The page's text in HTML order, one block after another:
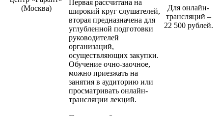
(Москва)
Первая рассчитана на
широкий круг слушателей,
вторая предназначена для
углубленной подготовки
руководителей
организаций,
осуществляющих закупки.
Обучение очно-заочное,
можно приезжать на
занятия в аудиторию или
просматривать онлайн-
трансляции лекций.
Для онлайн-
трансляций –
22 500 рублей.